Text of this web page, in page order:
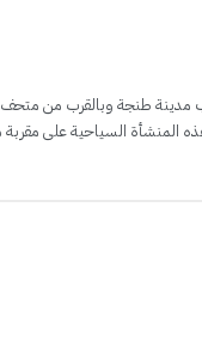
مدينة طنجة وبالقرب من متحف